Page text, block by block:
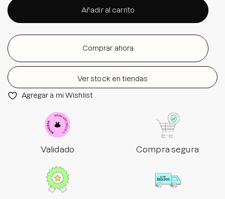
Añadir al carrito
Comprar ahora
Ver stock en tiendas
Agregar a mi Wishlist
Validado Compra segura